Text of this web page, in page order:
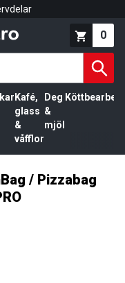
0
Kafé,
glass
&
våfflor
Deg
&
mjöl
/ Pizzabag